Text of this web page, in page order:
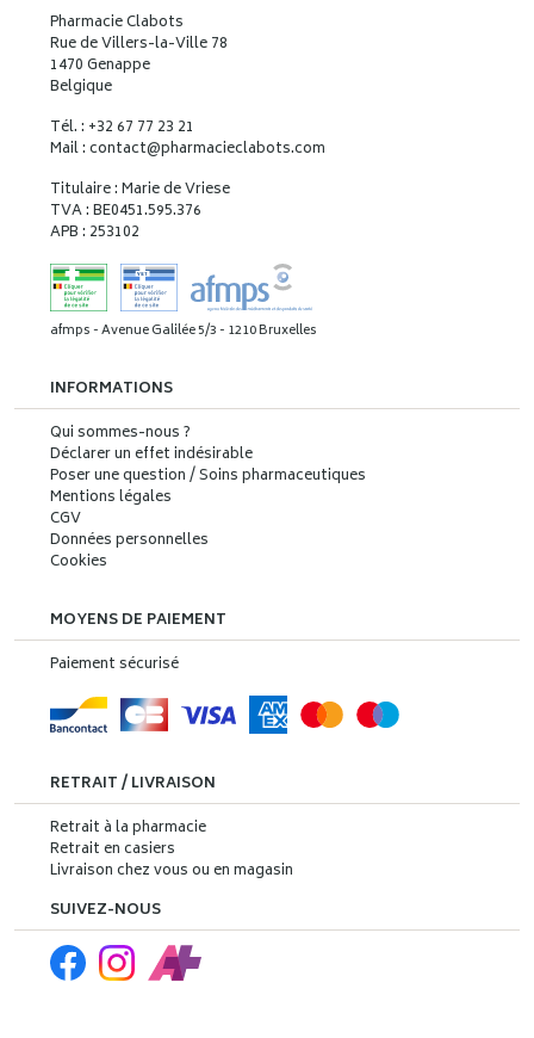
Pharmacie Clabots
Rue de Villers-la-Ville 78
1470 Genappe
Belgique
Tél. : +32 67 77 23 21
Mail : contact@pharmacieclabots.com
Titulaire : Marie de Vriese
TVA : BE0451.595.376
APB : 253102
afmps - Avenue Galilée 5/3 - 1210 Bruxelles
INFORMATIONS
Qui sommes-nous ?
Déclarer un effet indésirable
Poser une question / Soins pharmaceutiques
Mentions légales
CGV
Données personnelles
Cookies
MOYENS DE PAIEMENT
Paiement sécurisé
RETRAIT / LIVRAISON
Retrait à la pharmacie
Retrait en casiers
Livraison chez vous ou en magasin
SUIVEZ-NOUS